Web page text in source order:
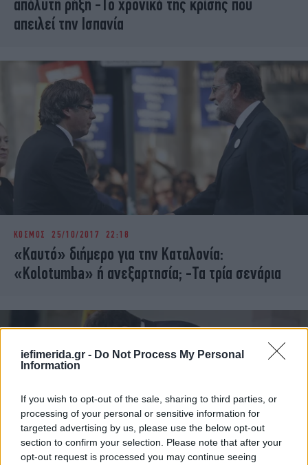
iefimerida.gr - Do Not Process My Personal
Information
If you wish to opt-out of the sale, sharing to third parties, or
processing of your personal or sensitive information for
targeted advertising by us, please use the below opt-out
section to confirm your selection. Please note that after your
opt-out request is processed you may continue seeing
απόλυτη ρήξη -Το χρονικό της κρίσης που
απειλεί την Ισπανία
ΚΟΣΜΟΣ 25/10/2017 22:18
«Καυτό» διήμερο για την Καταλονία:
«Kolotumba» ή ανεξαρτησία; -Τα τρία σενάρια